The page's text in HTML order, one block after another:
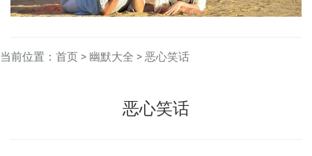
当前位置： 首页>幽默大全>恶心笑话
恶心笑话